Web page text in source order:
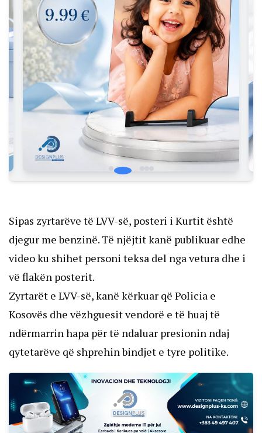
Sipas zyrtarëve të LVV-së, posteri i Kurtit është
djegur me benzinë. Të njëjtit kanë publikuar edhe
video ku shihet personi teksa del nga vetura dhe i
vë flakën posterit.
Zyrtarët e LVV-së, kanë kërkuar që Policia e
Kosovës dhe vëzhguesit vendorë e të huaj të
ndërmarrin hapa për të ndaluar presionin ndaj
qytetarëve që shprehin bindjet e tyre politike.